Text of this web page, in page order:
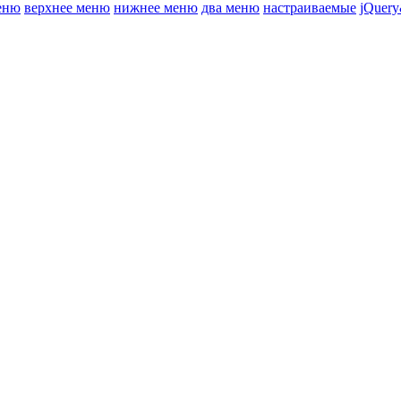
верхнее меню нижнее меню два меню настраиваемые